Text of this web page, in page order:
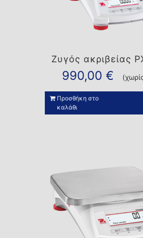
Ζυγός ακριβείας
990,00 €
Προσθήκη στο
καλάθι